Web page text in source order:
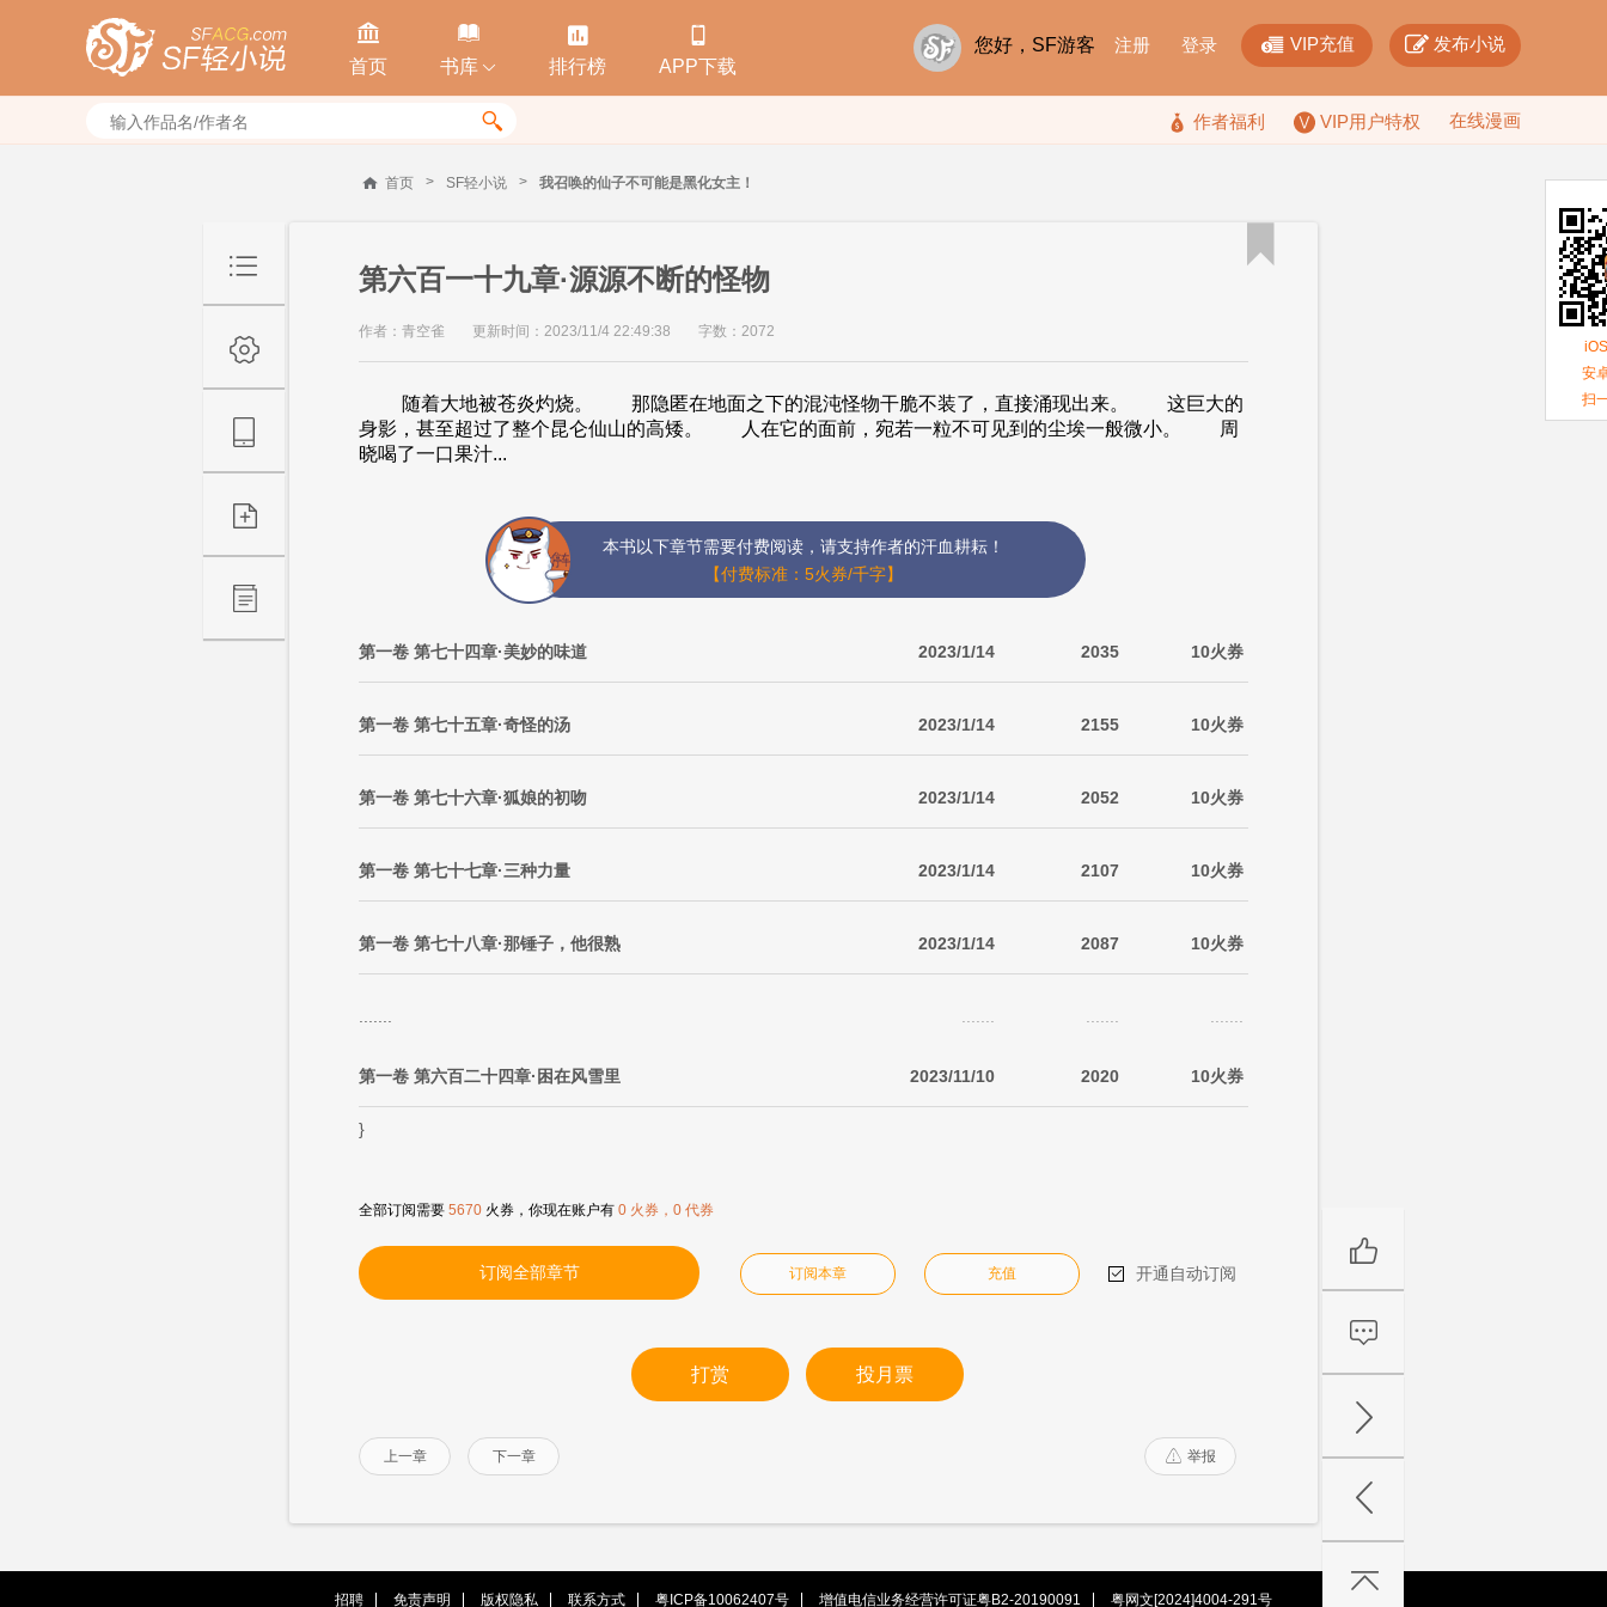

首页

书库 

排行榜

APP下载
您好，SF游客 注册 登录  VIP充值  发布小说
  作者福利 VIP用户特权 在线漫画
首页 > SF轻小说 > 我召唤的仙子不可能是黑化女主！
第六百一十九章·源源不断的怪物
作者：青空雀 更新时间：2023/11/4 22:49:38 字数：2072
随着大地被苍炎灼烧。 那隐匿在地面之下的混沌怪物干脆不装了，直接涌现出来。 这巨大的
身影，甚至超过了整个昆仑仙山的高矮。 人在它的面前，宛若一粒不可见到的尘埃一般微小。 周
晓喝了一口果汁...
本书以下章节需要付费阅读，请支持作者的汗血耕耘！
【付费标准：5火券/千字】
第一卷 第七十四章·美妙的味道 2023/1/14 2035 10火券
第一卷 第七十五章·奇怪的汤 2023/1/14 2155 10火券
第一卷 第七十六章·狐娘的初吻 2023/1/14 2052 10火券
第一卷 第七十七章·三种力量 2023/1/14 2107 10火券
第一卷 第七十八章·那锤子，他很熟 2023/1/14 2087 10火券
第一卷 第六百二十四章·困在风雪里 2023/11/10 2020 10火券
}
全部订阅需要 5670 火券，你现在账户有 0 火券，0 代券
订阅全部章节 订阅本章 充值  开通自动订阅
打赏 投月票
上一章 下一章  举报

招聘 免责声明 版权隐私 联系方式 粤ICP备10062407号 增值电信业务经营许可证粤B2-20190091 粤网文[2024]4004-291号
安
扫